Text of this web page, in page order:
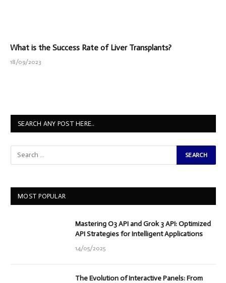
What is the Success Rate of Liver Transplants?
18/09/2023
SEARCH ANY POST HERE..
MOST POPULAR
Mastering O3 API and Grok 3 API: Optimized
API Strategies for Intelligent Applications
14/05/2025
The Evolution of Interactive Panels: From